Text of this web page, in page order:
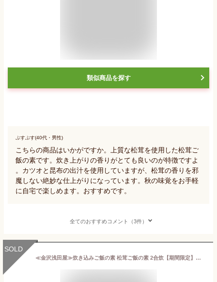
類似商品を探す
ぷすぷす(40代・男性)
こちらの商品はいかがですか。上質な松茸を使用した松茸ご
飯の素です。炊き上がりの香りがとても良いのが特徴ですよ
。カツオと昆布の出汁を使用していますが、松茸の香りを邪
魔しない絶妙な仕上がりになっています。秋の味覚をお手軽
に自宅で楽しめます。おすすめです。
全てのおすすめコメント（3件）
SOLD
≪金沢浅田屋≫炊き込みご飯の素 松茸ご飯の素 2合炊【期間限定】【季節限定 秋の味覚 金沢 老舗料亭 料亭の味 白山の伏流水使用】